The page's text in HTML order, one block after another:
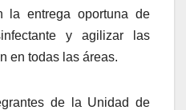
la entrega oportuna de
y agilizar las
en todas las áreas.
de la Unidad de